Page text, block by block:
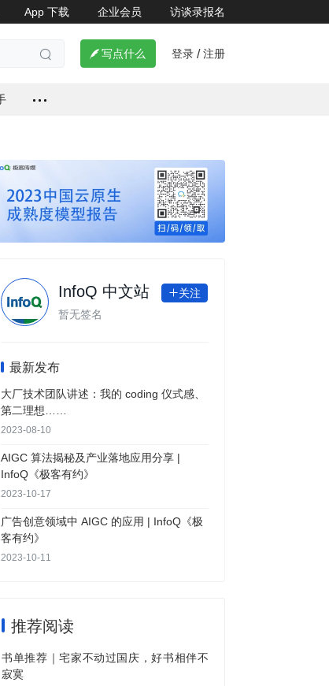
App 下载 企业会员 访谈录报名
  写点什么 登录 / 注册
InfoQ 中文站 关注
暂无签名
最新发布
大厂技术团队讲述：我的 coding 仪式感、
第二理想……
2023-08-10
AIGC 算法揭秘及产业落地应用分享 |
InfoQ《极客有约》
2023-10-17
广告创意领域中 AIGC 的应用 | InfoQ《极
客有约》
2023-10-11
推荐阅读
书单推荐｜宅家不动过国庆，好书相伴不
寂寞